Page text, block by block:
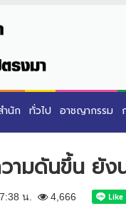
ำนัก ทั่วไป อาชญากรรม
มดันขึ้น ยัง
น. 4,666